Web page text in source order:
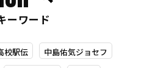
ーワード
校駅伝 中島佑気ジョセフ